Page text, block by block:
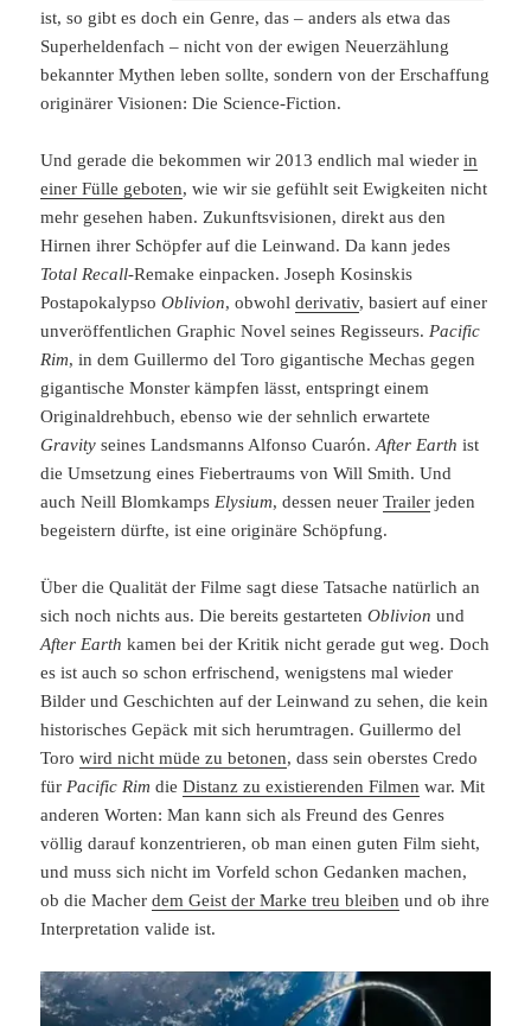
ist, so gibt es doch ein Genre, das – anders als etwa das
Superheldenfach – nicht von der ewigen Neuerzählung
bekannter Mythen leben sollte, sondern von der Erschaffung
originärer Visionen: Die Science-Fiction.
Und gerade die bekommen wir 2013 endlich mal wiederin
einer Fülle geboten, wie wir sie gefühlt seit Ewigkeiten nicht
mehr gesehen haben. Zukunftsvisionen, direkt aus den
Hirnen ihrer Schöpfer auf die Leinwand. Da kann jedes
Total Recall-Remake einpacken. Joseph Kosinskis
PostapokalypsoOblivion, obwohlderivativ, basiert auf einer
unveröffentlichen Graphic Novel seines Regisseurs. Pacific
Rim, in dem Guillermo del Toro gigantische Mechas gegen
gigantische Monster kämpfen lässt, entspringt einem
Originaldrehbuch, ebenso wie der sehnlich erwartete
Gravity seines Landsmanns Alfonso Cuarón.After Earth ist
die Umsetzung eines Fiebertraums von Will Smith. Und
auch Neill Blomkamps Elysium, dessen neuerTrailer jeden
begeistern dürfte, ist eine originäre Schöpfung.
Über die Qualität der Filme sagt diese Tatsache natürlich an
sich noch nichts aus. Die bereits gestartetenOblivion und
After Earth kamen bei der Kritik nicht gerade gut weg. Doch
es ist auch so schon erfrischend, wenigstens mal wieder
Bilder und Geschichten auf der Leinwand zu sehen, die kein
historisches Gepäck mit sich herumtragen. Guillermo del
Torowird nicht müde zu betonen, dass sein oberstes Credo
für Pacific Rim dieDistanz zu existierenden Filmen war. Mit
anderen Worten: Man kann sich als Freund des Genres
völlig darauf konzentrieren, ob man einen guten Film sieht,
und muss sich nicht im Vorfeld schon Gedanken machen,
ob die Macherdem Geist der Marke treu bleiben und ob ihre
Interpretation valide ist.